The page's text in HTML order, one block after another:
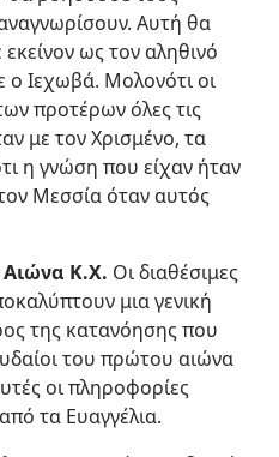
Αυτή θα
ως τον αληθινό
ο Ιεχωβά. Μολονότι οι
προτέρων όλες τις
με τον Χρισμένο, τα
η γνώση που είχαν ήταν
Μεσσία όταν αυτός
Κ.Χ. Οι διαθέσιμες
μια γενική
της κατανόησης που
του πρώτου αιώνα
οι πληροφορίες
τα Ευαγγέλια.